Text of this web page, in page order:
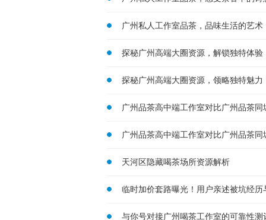
广州私人工作室品茶，品味生活的艺术
探秘广州高端大圈资源，解锁独特体验
探秘广州高端大圈资源，领略独特魅力
广州品茶高中端工作室对比广州品茶
广州品茶高中端工作室对比广州品茶
天河区隐藏喝茶场所资源解析
临时加价套路曝光！用户亲述被坑经历
与你号对接广州喝茶工作室的可靠性测